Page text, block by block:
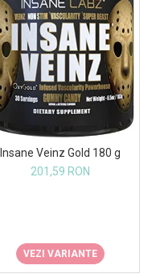
Insane Veinz Gold 180 g
201,59 RON
VEZI VARIANTE